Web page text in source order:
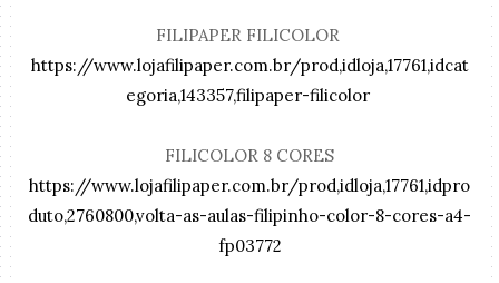
FILIPAPER FILICOLOR
https://www.lojafilipaper.com.br/prod,idloja,17761,idcat
egoria,143357,filipaper-filicolor
FILICOLOR 8 CORES
https://www.lojafilipaper.com.br/prod,idloja,17761,idpro
duto,2760800,volta-as-aulas-filipinho-color-8-cores-a4-
fp03772